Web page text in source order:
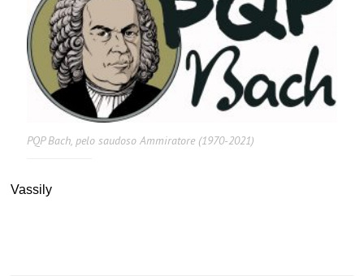
PQP Bach, pelo saudoso Ammiratore (1970-2021)
Vassily